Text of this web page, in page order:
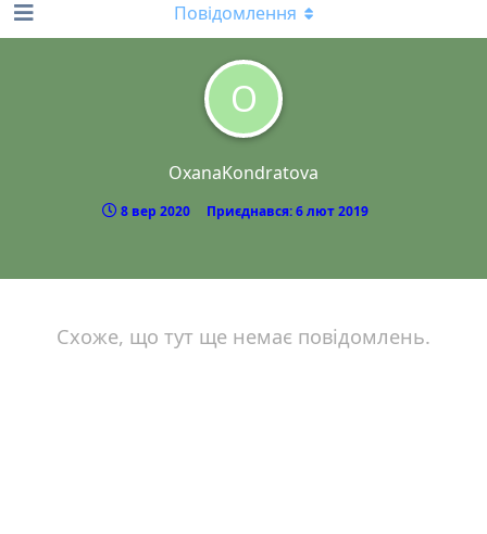
O
OxanaKondratova
8 вер 2020 Приєднався:6 лют 2019
Повідомлення
Схоже, що тут ще немає повідомлень.